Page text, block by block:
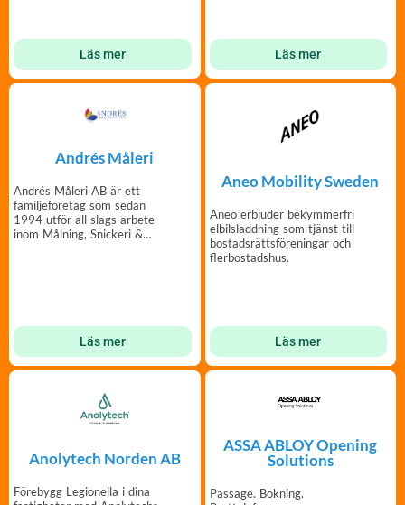
Läs mer Läs mer
Andrés Måleri
Andrés Måleri AB är ett
familjeföretag som sedan
1994 utför all slags arbete
inom Målning, Snickeri &
Läs mer
Aneo Mobility Sweden
Aneo erbjuder bekymmerfri
elbilsladdning som tjänst till
bostadsrättsföreningar och
flerbostadshus.
Läs mer
Anolytech Norden AB
Förebygg Legionella i dina
ASSA ABLOY Opening
Solutions
Passage. Bokning.